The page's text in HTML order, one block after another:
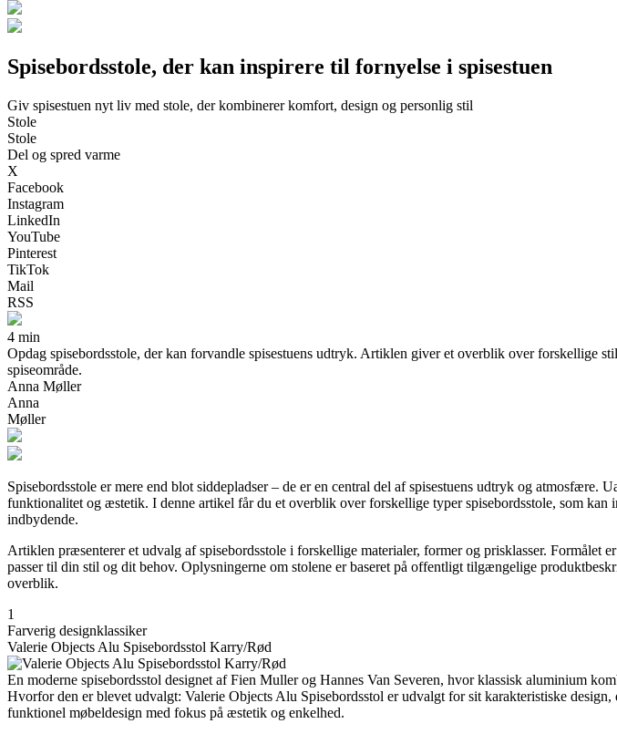
Spisebordsstole, der kan inspirere til fornyelse i spisestuen
Giv spisestuen nyt liv med stole, der kombinerer komfort, design og personlig stil
Stole
Stole
Del og spred varme
X
Facebook
Instagram
LinkedIn
YouTube
Pinterest
TikTok
Mail
RSS
4 min
Opdag spisebordsstole, der kan forvandle spisestuens udtryk. Artiklen giver et overblik over forskellige
spiseområde.
Anna Møller
Anna
Møller
Spisebordsstole er mere end blot siddepladser – de er en central del af spisestuens udtryk og
funktionalitet og æstetik. I denne artikel får du et overblik over forskellige typer spisebordsstole, som
indbydende.
Artiklen præsenterer et udvalg af spisebordsstole i forskellige materialer, former og prisklasser.
passer til din stil og dit behov. Oplysningerne om stolene er baseret på offentligt tilgængelige
overblik.
1
Farverig designklassiker
Valerie Objects Alu Spisebordsstol Karry/Rød
En moderne spisebordsstol designet af Fien Muller og Hannes Van Severen, hvor klassisk aluminium
Hvorfor den er blevet udvalgt: Valerie Objects Alu Spisebordsstol er udvalgt for sit karakteristiske
funktionel møbeldesign med fokus på æstetik og enkelhed.